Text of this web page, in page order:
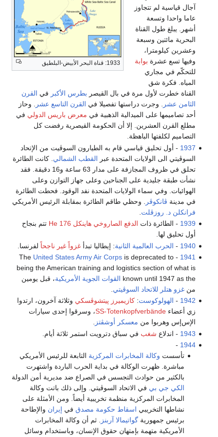
1933: قناة البحر الأبيض-البلطيق
آجال قياسية لم تتجاوز
عاما واحدا وتسعة
أشهر. يبلغ طول القناة
البحرية مائتين وسبعة
وعشرين كيلومترا،
وفيها تسع عشرة بوابة
للتحكّم في مجاري
المياه. فكرة شق
القناة خطرت لأول مرة في بال القيصر بطرس الأكبر في القرن
الثامن عشر . وجرت دراستها تفصيلا في القرن التاسع عشر . وحاز
أحد تصاميمها على الميدالية الذهبية في معرض باريس الدولي في
مطلع القرن العشرين. إلا أن الحكومة القيصرية رفضت كل
التصاميم لكلفتها الباهظة.
1937 - أول تحليق قياسي قام به الطيارون السوڤيت من الإتحاد
السوڤيتي الى الولايات المتحدة عبر القطب الشمالي . كانت الطائرة
تحلق في ظروف المجازفة على مدار 63 ساعة و16 دقيقة. فقد
نشأت طبقة جليدية على الجناحين وعلى جهاز التوازن وعلى
الهوائيات. وفي سماء الولايات المتحدة نفد الوقود. فحطت الطائرة
في مدينة ڤانكوڤر
. وحظي طاقم الطائرة بمقابلة الرئيس الأمريكي
فرانكلن د. روزڤلت
1939 - الطائرة ذات الدفع الصاروخي هاينكل He 176
تتم بنجاح
أول تحليق لها.
1940
- الحرب العالمية الثانية: إيطاليا تبدأغزواً غير ناجحاً لفرنسا.
1941
- The
United States Army Air Corpsis deprecated to
being the American training and logistics section of what is
known until 1947 as the القوات الجوية الأمريكية، قبل يومين
منغزو هتلر للاتحاد السوڤيتي
1942
- الهولوكوست:كازيميرز پيتشوڤسكي وثلاثة آخرون، ارتدوا
زي أعضاءSS-Totenkopfverbände، وسرقوا إحدى سيارات
الإس‌إس وهربوا من معسكر أوشڤتز .
1943 - اندلاع شغب في سباق دترويت استمر ثلاثة أيام.
1944
-
تأسست وكالة المخابرات المركزية التابعة للرئيس الأمريكي
مباشرة. ظهرت الوكالة في بداية الحرب الباردة واشتهرت
بالكثير من حوادث التجسس في الصراع ضد مديرية أمن الدولة
الكي جي بي في الاتحاد السوڤيتي. وإلى ذلك باتت وكالة
المخابرات المركزية منظمة تخريبية أيضاً. ومن الأمثلة على
نشاطها التخريبي اسقاط حكومة مصدقفي إيران والإطاحة
برئيس جمهورية گواتيمالا آربنز . ثم أن وكالة المخابرات
الأمريكية متهمة بإمتهان حقوق الإنسان، وباستخدام وسائل